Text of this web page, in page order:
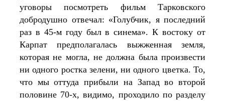
уговоры посмотреть фильм Тарковского
добродушно отвечал: «Голубчик, я последний
раз в 45-м году был в синема». К востоку от
Карпат предполагалась выжженная земля,
которая не могла, не должна была произвести
ни одного ростка зелени, ни одного цветка. То,
что мы оттуда прибыли на Запад во второй
половине 70-х, видимо, проходило по разделу